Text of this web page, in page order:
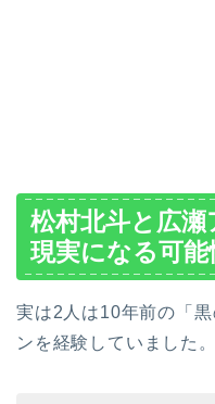
松村北斗と広
現実になる可能
実は2人は10年前の「
ンを経験していました。